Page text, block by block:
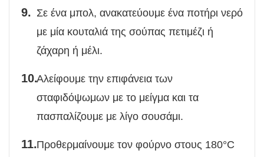
Σε ένα μπολ, ανακατεύουμε ένα ποτήρι νερό
με μία κουταλιά της σούπας πετιμέζι ή
ζάχαρη ή μέλι.
Αλείφουμε την επιφάνεια των
σταφιδόψωμων με το μείγμα και τα
πασπαλίζουμε με λίγο σουσάμι.
Προθερμαίνουμε τον φούρνο στους 180°C